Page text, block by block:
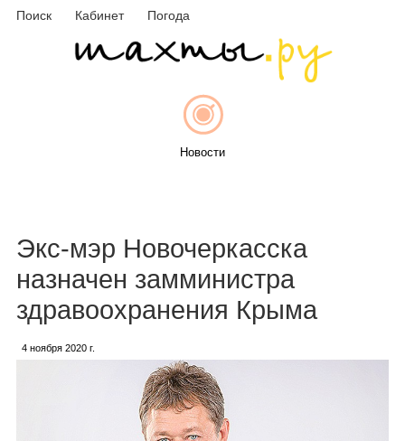
Поиск Кабинет Погода
Новости
Каталог
Экс-мэр Новочеркасска
назначен замминистра
здравоохранения Крыма
4 ноября 2020 г.